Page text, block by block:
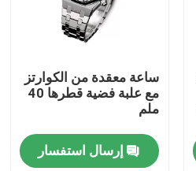
ساعة معقدة من الكوارتز
مع علبة فضية قطرها 40
ملم
إرسال استفسار